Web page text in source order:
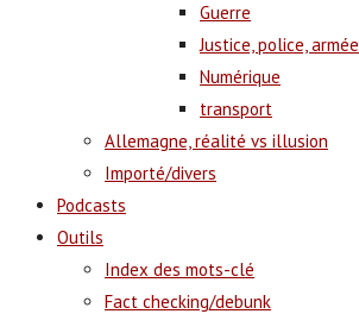
Guerre
Justice, police, armée
Numérique
transport
Allemagne, réalité vs illusion
Importé/divers
Podcasts
Outils
Index des mots-clé
Fact checking/debunk